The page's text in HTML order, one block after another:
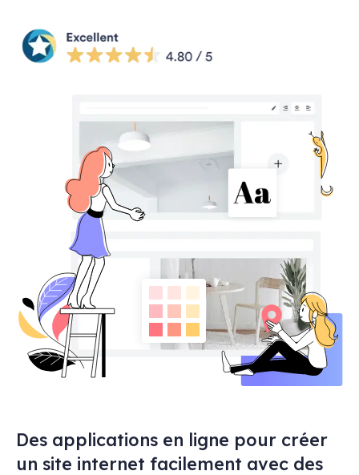
Des applications en ligne pour créer
un site internet facilement avec des